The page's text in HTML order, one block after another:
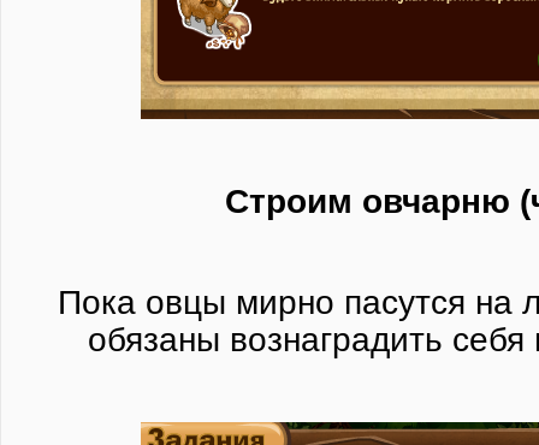
Строим овчарню
Пока овцы мирно пасутся на
обязаны вознаградить